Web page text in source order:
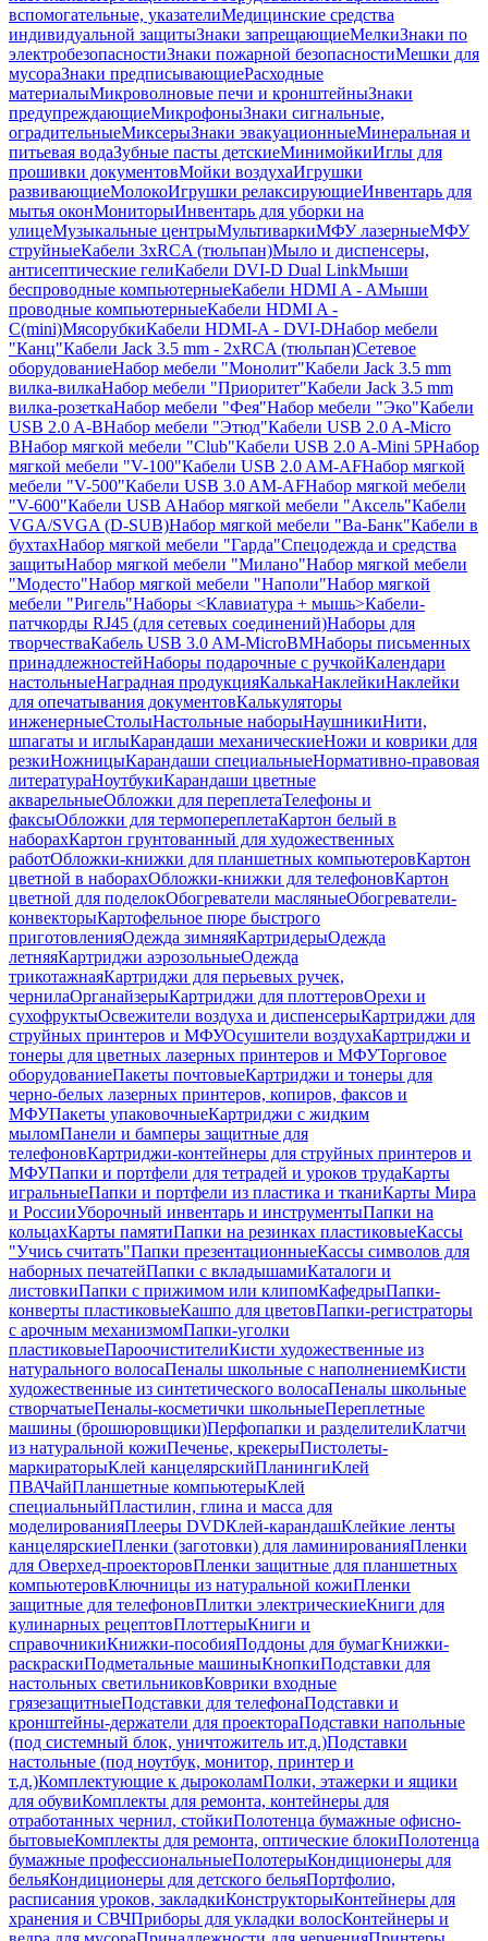
вспомогательные, указателиМедицинские средства
индивидуальной защитыЗнаки запрещающиеМелкиЗнаки по
электробезопасностиЗнаки пожарной безопасностиМешки для
мусораЗнаки предписывающиеРасходные
материалыМикроволновые печи и кронштейныЗнаки
предупреждающиеМикрофоныЗнаки сигнальные,
оградительныеМиксерыЗнаки эвакуационныеМинеральная и
питьевая водаЗубные пасты детскиеМинимойкиИглы для
прошивки документовМойки воздухаИгрушки
развивающиеМолокоИгрушки релаксирующиеИнвентарь для
мытья оконМониторыИнвентарь для уборки на
улицеМузыкальные центрыМультиваркиМФУ лазерныеМФУ
струйныеКабели 3xRCA (тюльпан)Мыло и диспенсеры,
антисептические гелиКабели DVI-D Dual LinkМыши
беспроводные компьютерныеКабели HDMI A - AМыши
проводные компьютерныеКабели HDMI A -
C(mini)МясорубкиКабели HDMI-A - DVI-DНабор мебели
"Канц"Кабели Jack 3.5 mm - 2xRCA (тюльпан)Сетевое
оборудованиеНабор мебели "Монолит"Кабели Jack 3.5 mm
вилка-вилкаНабор мебели "Приоритет"Кабели Jack 3.5 mm
вилка-розеткаНабор мебели "Фея"Набор мебели "Эко"Кабели
USB 2.0 A-BНабор мебели "Этюд"Кабели USB 2.0 A-Micro
BНабор мягкой мебели "Club"Кабели USB 2.0 A-Mini 5PНабор
мягкой мебели "V-100"Кабели USB 2.0 AM-AFНабор мягкой
мебели "V-500"Кабели USB 3.0 AM-AFНабор мягкой мебели
"V-600"Кабели USB AНабор мягкой мебели "Аксель"Кабели
VGA/SVGA (D-SUB)Набор мягкой мебели "Ва-Банк"Кабели в
бухтахНабор мягкой мебели "Гарда"Спецодежда и средства
защитыНабор мягкой мебели "Милано"Набор мягкой мебели
"Модесто"Набор мягкой мебели "Наполи"Набор мягкой
мебели "Ригель"Наборы <Клавиатура + мышь>Кабели-
патчкорды RJ45 (для сетевых соединений)Наборы для
творчестваКабель USB 3.0 AM-MicroBMНаборы письменных
принадлежностейНаборы подарочные с ручкойКалендари
настольныеНаградная продукцияКалькаНаклейкиНаклейки
для опечатывания документовКалькуляторы
инженерныеСтолыНастольные наборыНаушникиНити,
шпагаты и иглыКарандаши механическиеНожи и коврики для
резкиНожницыКарандаши специальныеНормативно-правовая
литератураНоутбукиКарандаши цветные
акварельныеОбложки для переплетаТелефоны и
факсыОбложки для термопереплетаКартон белый в
наборахКартон грунтованный для художественных
работОбложки-книжки для планшетных компьютеровКартон
цветной в наборахОбложки-книжки для телефоновКартон
цветной для поделокОбогреватели масляныеОбогреватели-
конвекторыКартофельное пюре быстрого
приготовленияОдежда зимняяКартридерыОдежда
летняяКартриджи аэрозольныеОдежда
трикотажнаяКартриджи для перьевых ручек,
чернилаОрганайзерыКартриджи для плоттеровОрехи и
сухофруктыОсвежители воздуха и диспенсерыКартриджи для
струйных принтеров и МФУОсушители воздухаКартриджи и
тонеры для цветных лазерных принтеров и МФУТорговое
оборудованиеПакеты почтовыеКартриджи и тонеры для
черно-белых лазерных принтеров, копиров, факсов и
МФУПакеты упаковочныеКартриджи с жидким
мыломПанели и бамперы защитные для
телефоновКартриджи-контейнеры для струйных принтеров и
МФУПапки и портфели для тетрадей и уроков трудаКарты
игральныеПапки и портфели из пластика и тканиКарты Мира
и РоссииУборочный инвентарь и инструментыПапки на
кольцахКарты памятиПапки на резинках пластиковыеКассы
"Учись считать"Папки презентационныеКассы символов для
наборных печатейПапки с вкладышамиКаталоги и
листовкиПапки с прижимом или клипомКафедрыПапки-
конверты пластиковыеКашпо для цветовПапки-регистраторы
с арочным механизмомПапки-уголки
пластиковыеПароочистителиКисти художественные из
натурального волосаПеналы школьные с наполнениемКисти
художественные из синтетического волосаПеналы школьные
створчатыеПеналы-косметички школьныеПереплетные
машины (брошюровщики)Перфопапки и разделителиКлатчи
из натуральной кожиПеченье, крекерыПистолеты-
маркираторыКлей канцелярскийПланингиКлей
ПВАЧайПланшетные компьютерыКлей
специальныйПластилин, глина и масса для
моделированияПлееры DVDКлей-карандашКлейкие ленты
канцелярскиеПленки (заготовки) для ламинированияПленки
для Оверхед-проекторовПленки защитные для планшетных
компьютеровКлючницы из натуральной кожиПленки
защитные для телефоновПлитки электрическиеКниги для
кулинарных рецептовПлоттерыКниги и
справочникиКнижки-пособияПоддоны для бумагКнижки-
раскраскиПодметальные машиныКнопкиПодставки для
настольных светильниковКоврики входные
грязезащитныеПодставки для телефонаПодставки и
кронштейны-держатели для проектораПодставки напольные
(под системный блок, уничтожитель ит.д.)Подставки
настольные (под ноутбук, монитор, принтер и
т.д.)Комплектующие к дыроколамПолки, этажерки и ящики
для обувиКомплекты для ремонта, контейнеры для
отработанных чернил, стойкиПолотенца бумажные офисно-
бытовыеКомплекты для ремонта, оптические блокиПолотенца
бумажные профессиональныеПолотерыКондиционеры для
бельяКондиционеры для детского бельяПортфолио,
расписания уроков, закладкиКонструкторыКонтейнеры для
хранения и СВЧПриборы для укладки волосКонтейнеры и